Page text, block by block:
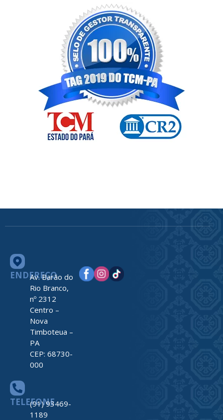
ENDEREÇO
Av. Barão do
Rio Branco,
nº 2312
Centro –
Nova
Timboteua –
PA
CEP: 68730-
000
TELEFONE
(91) 93469-
1189